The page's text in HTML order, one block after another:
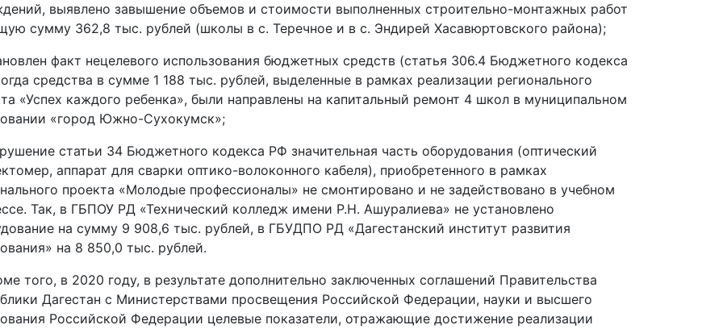
выявлено завышение объемов и стоимости выполненных строительно-монтажных работ
сумму 362,8 тыс. рублей (школы в с. Теречное и в с. Эндирей Хасавюртовского района);
факт нецелевого использования бюджетных средств (статья 306.4 Бюджетного кодекса
средства в сумме 1 188 тыс. рублей, выделенные в рамках реализации регионального
«Успех каждого ребенка», были направлены на капитальный ремонт 4 школ в муниципальном
«город Южно-Сухокумск»;
статьи 34 Бюджетного кодекса РФ значительная часть оборудования (оптический
аппарат для сварки оптико-волоконного кабеля), приобретенного в рамках
проекта «Молодые профессионалы» не смонтировано и не задействовано в учебном
Так, в ГБПОУ РД «Технический колледж имени Р.Н. Ашуралиева» не установлено
на сумму 9 908,6 тыс. рублей, в ГБУДПО РД «Дагестанский институт развития
на 8 850,0 тыс. рублей.
того, в 2020 году, в результате дополнительно заключенных соглашений Правительства
Дагестан с Министерствами просвещения Российской Федерации, науки и высшего
Российской Федерации целевые показатели, отражающие достижение реализации